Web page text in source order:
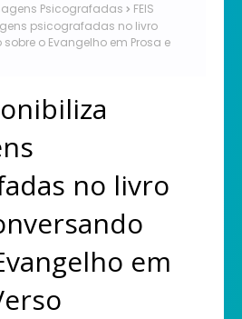
Psicografadas
FEIS
psicografadas no livro
o Evangelho em Prosa e
no livro
em